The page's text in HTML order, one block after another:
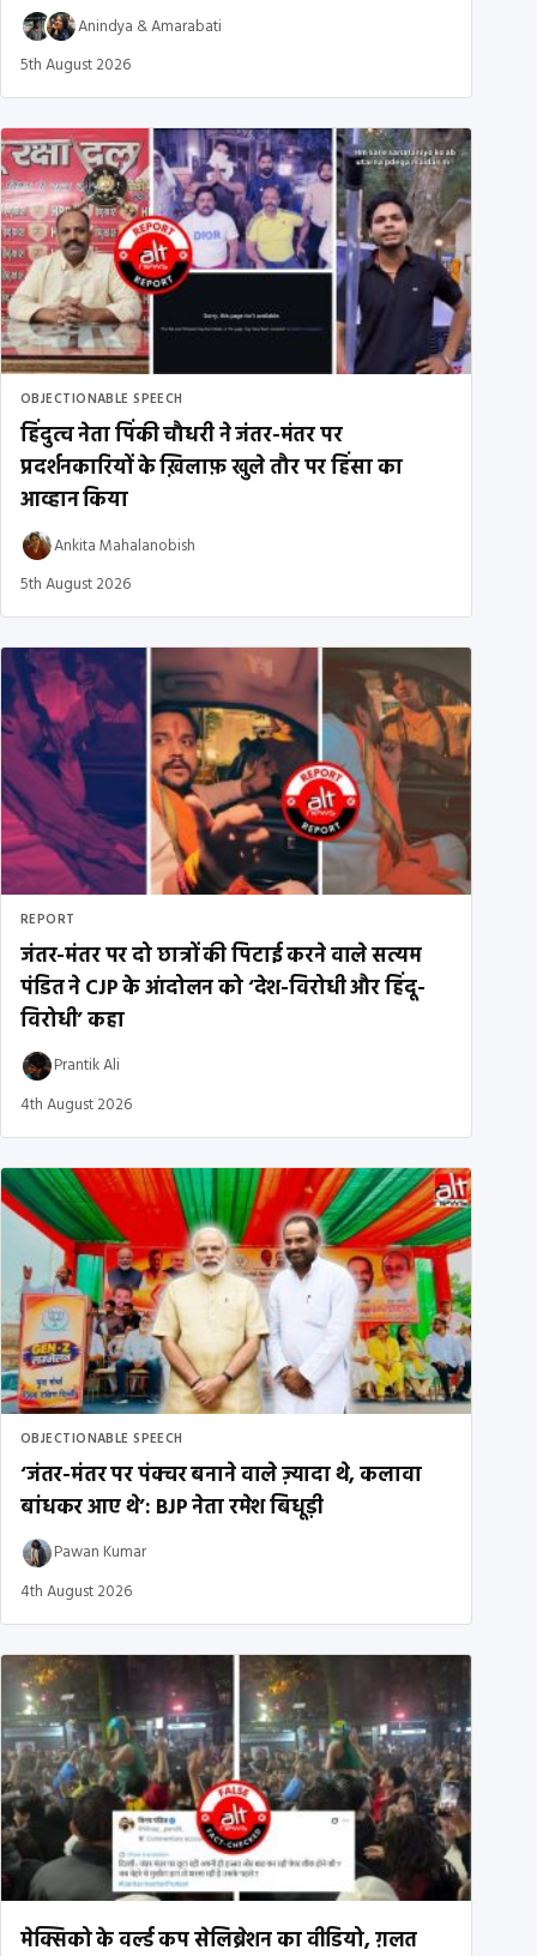
Anindya &Amarabati
5th August 2026
OBJECTIONABLE SPEECH
हिंदुत्व नेता पिंकी चौधरी ने जंतर-मंतर पर
प्रदर्शनकारियों के ख़िलाफ़ खुले तौर पर हिंसा का
आव्हान किया
Ankita Mahalanobish
5th August 2026
REPORT
जंतर-मंतर पर दो छात्रों की पिटाई करने वाले सत्यम
पंडित ने CJP के आंदोलन को ‘देश-विरोधी और हिंदू-
विरोधी’ कहा
Prantik Ali
4th August 2026
OBJECTIONABLE SPEECH
‘जंतर-मंतर पर पंक्चर बनाने वाले ज़्यादा थे, कलावा
बांधकर आए थे’: BJP नेता रमेश बिधूड़ी
Pawan Kumar
4th August 2026
मेक्सिको के वर्ल्ड कप सेलिब्रेशन का वीडियो, ग़लत